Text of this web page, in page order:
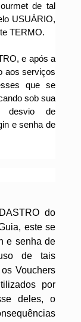
de tal
USUÁRIO,
TERMO.
e após a
aos serviços
que se
sob sua
desvio de
e senha de
do
este se
e senha de
de tais
Vouchers
por
deles, o